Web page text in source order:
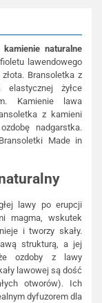
naturalne
lawendowego
Bransoletka z
elastycznej żyłce
Kamienie lawa
z kamieni
nadgarstka.
Made in
lawy po erupcji
magma, wskutek
i tworzy skały.
strukturą, a jej
ozdoby z lawy
lawowej są dość
otworów). Ich
dyfuzorem dla